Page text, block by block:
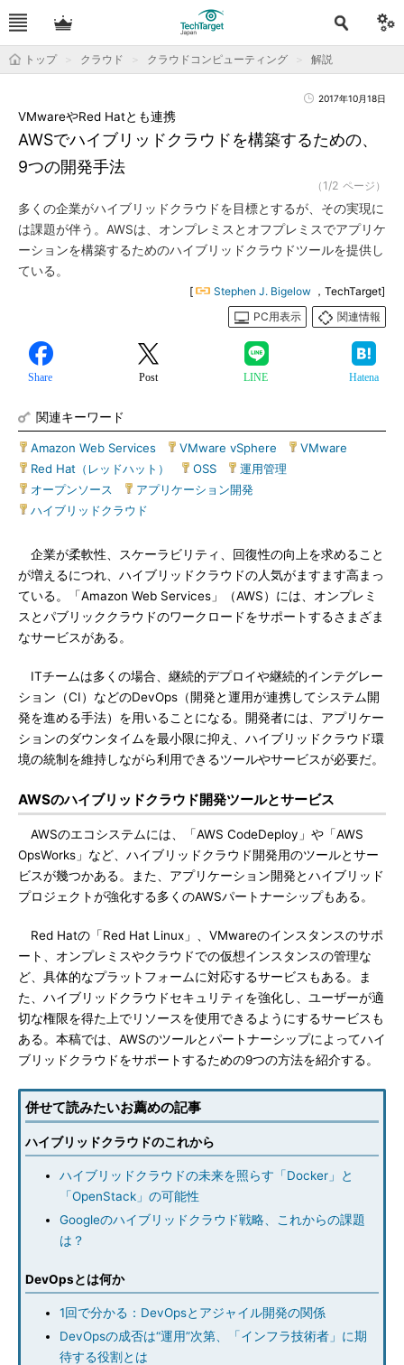
トップ クラウド クラウドコンピューティング 解説
2017年10月18日
AWSでハイブリッドクラウドを構築するための、
9つの開発手法
VMwareやRed Hatとも連携
（1/2 ページ）
多くの企業がハイブリッドクラウドを目標とするが、その実現に
は課題が伴う。AWSは、オンプレミスとオフプレミスでアプリケ
ーションを構築するためのハイブリッドクラウドツールを提供し
ている。
[ Stephen J. Bigelow ，TechTarget]
PC用表示
関連情報
Share Post LINE Hatena
関連キーワード
Amazon Web Services VMware vSphere VMware
Red Hat（レッドハット）
OSS 運用管理
オープンソース
アプリケーション開発
ハイブリッドクラウド
企業が柔軟性、スケーラビリティ、回復性の向上を求めること
が増えるにつれ、ハイブリッドクラウドの人気がますます高まっ
ている。「Amazon Web Services」（AWS）には、オンプレミ
スとパブリッククラウドのワークロードをサポートするさまざま
なサービスがある。
ITチームは多くの場合、継続的デプロイや継続的インテグレー
ション（CI）などのDevOps（開発と運用が連携してシステム開
発を進める手法）を用いることになる。開発者には、アプリケー
ションのダウンタイムを最小限に抑え、ハイブリッドクラウド環
境の統制を維持しながら利用できるツールやサービスが必要だ。
AWSのハイブリッドクラウド開発ツールとサービス
AWSのエコシステムには、「AWS CodeDeploy」や「AWS
OpsWorks」など、ハイブリッドクラウド開発用のツールとサー
ビスが幾つかある。また、アプリケーション開発とハイブリッド
プロジェクトが強化する多くのAWSパートナーシップもある。
Red Hatの「Red Hat Linux」、VMwareのインスタンスのサポ
ート、オンプレミスやクラウドでの仮想インスタンスの管理な
ど、具体的なプラットフォームに対応するサービスもある。ま
た、ハイブリッドクラウドセキュリティを強化し、ユーザーが適
切な権限を得た上でリソースを使用できるようにするサービスも
ある。本稿では、AWSのツールとパートナーシップによってハイ
ブリッドクラウドをサポートするための9つの方法を紹介する。
併せて読みたいお薦めの記事
ハイブリッドクラウドのこれから
ハイブリッドクラウドの未来を照らす「Docker」と
「OpenStack」の可能性
Googleのハイブリッドクラウド戦略、これからの課題
は？
DevOpsとは何か
1回で分かる：DevOpsとアジャイル開発の関係
DevOpsの成否は“運用”次第、「インフラ技術者」に期
待する役割とは